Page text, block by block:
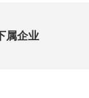
属企业